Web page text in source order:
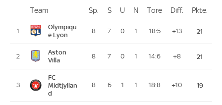
PlatzTeam Sp. Spiele
SSiege
U Unentschieden
N Niederlagen
Tore ToreDiff. Differenz
Pkte.
1
Olympiqu
e Lyon
8 7 0 1 18:5 +13 21
2
Aston
Villa
8 7 0 1 14:6 +8 21
3
FC
Midtjyllan
d
8 6 1 1 18:8 +10 19